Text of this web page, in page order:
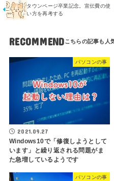
タウンページ卒業記念。宣伝費の使
い方を再考する
RECOMMEND
パソコンの事
2021.09.27
Windows10で「修復しようとして
います」と繰り返される問題がま
た急増しているようです
パソコンの事